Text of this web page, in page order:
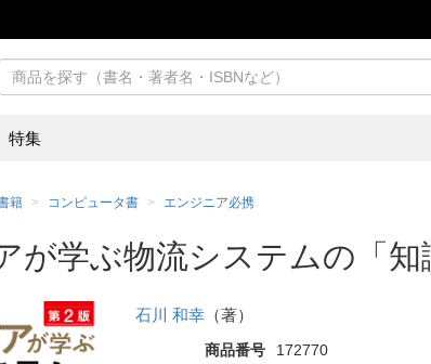
特集
籍 コンピュータ書 エンジニア必携
が学ぶ物流システムの「知
石川 和幸（著）
商品番号
172770